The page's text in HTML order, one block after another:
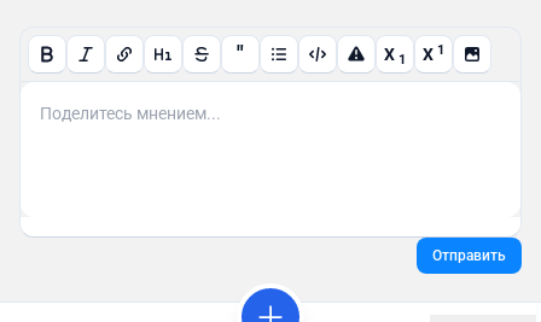
" X 1 X 1
Отправить